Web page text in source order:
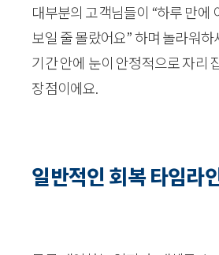
대부분의 고객님들이 “하루 만에
보일 줄 몰랐어요” 하며 놀라워하
기간 안에 눈이 안정적으로 자리
장점이에요.
일반적인 회복 타임라